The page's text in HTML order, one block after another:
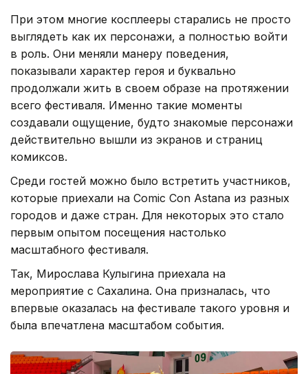
При этом многие косплееры старались не просто
выглядеть как их персонажи, а полностью войти
в роль. Они меняли манеру поведения,
показывали характер героя и буквально
продолжали жить в своем образе на протяжении
всего фестиваля. Именно такие моменты
создавали ощущение, будто знакомые персонажи
действительно вышли из экранов и страниц
комиксов.
Среди гостей можно было встретить участников,
которые приехали на Comic Con Astana из разных
городов и даже стран. Для некоторых это стало
первым опытом посещения настолько
масштабного фестиваля.
Так, Мирослава Кулыгина приехала на
мероприятие с Сахалина. Она призналась, что
впервые оказалась на фестивале такого уровня и
была впечатлена масштабом события.